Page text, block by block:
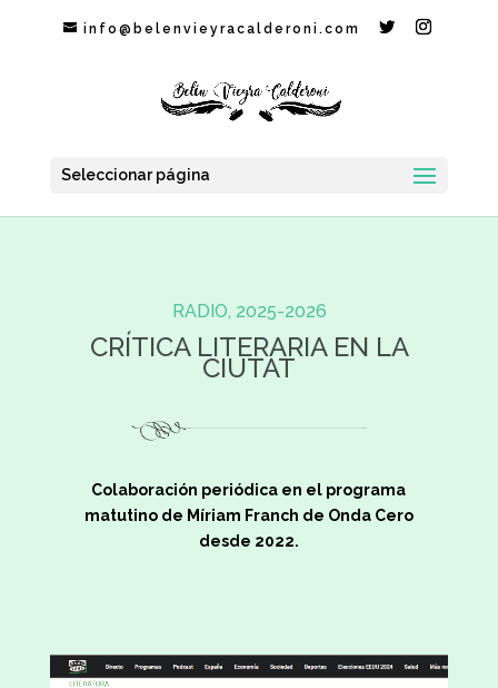
info@belenvieyracalderoni.com
Seleccionar página
RADIO, 2025-2026
CRÍTICA LITERARIA EN LA
CIUTAT
Colaboración periódica en el programa
matutino de Míriam Franch de Onda Cero
desde 2022.